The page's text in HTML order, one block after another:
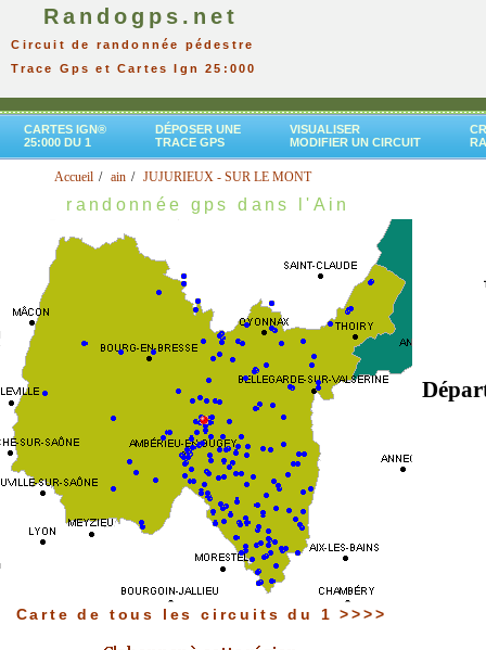
Randogps.net
Circuit de randonnée pédestre
Trace Gps et Cartes Ign 25:000
CARTES IGN®
25:000 DU 1
DÉPOSER UNE
TRACE GPS
VISUALISER
MODIFIER UN CIRCUIT
Accueil ain JUJURIEUX - SUR LE MONT
randonnée gps dans l'Ain
Carte de tous les circuits du 1 >>>>